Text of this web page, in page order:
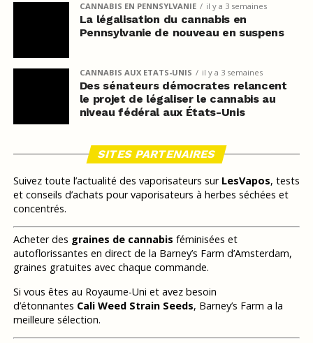
CANNABIS EN PENNSYLVANIE il y a 3 semaines
La légalisation du cannabis en
Pennsylvanie de nouveau en suspens
CANNABIS AUX ETATS-UNIS il y a 3 semaines
Des sénateurs démocrates relancent
le projet de légaliser le cannabis au
niveau fédéral aux États-Unis
SITES PARTENAIRES
Suivez toute l’actualité des vaporisateurs sur LesVapos, tests
et conseils d’achats pour vaporisateurs à herbes séchées et
concentrés.
Acheter des graines de cannabis féminisées et
autoflorissantes en direct de la Barney’s Farm d’Amsterdam,
graines gratuites avec chaque commande.
Si vous êtes au Royaume-Uni et avez besoin
d’étonnantes Cali Weed Strain Seeds, Barney’s Farm a la
meilleure sélection.